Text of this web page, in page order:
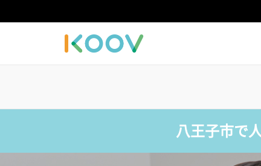
八王子市で